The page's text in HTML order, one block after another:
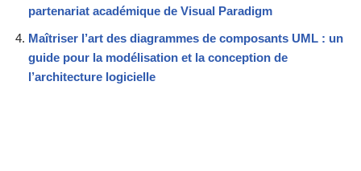
partenariat académique de Visual Paradigm
Maîtriser l’art des diagrammes de composants UML : un
guide pour la modélisation et la conception de
l’architecture logicielle